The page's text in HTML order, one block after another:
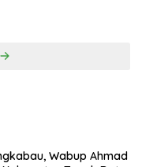
Wabup Ahmad